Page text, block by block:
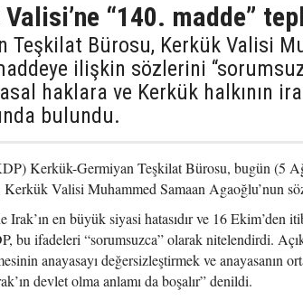
Valisi’ne “140. madde”
Teşkilat Bürosu, Kerkük Valisi
ilişkin sözlerini
haklara ve Kerkük halkının
bulundu.
Kerkük-Germiyan Teşkilat Bürosu, bugün (5
Kerkük Valisi Muhammed Samaan Agaoğlu’nun
en büyük siyasi hatasıdır ve 16 Ekim’den
bu ifadeleri “sorumsuzca” olarak nitelendirdi.
anayasayı değersizleştirmek ve anayasanın
devlet olma anlamı da boşalır” denildi.